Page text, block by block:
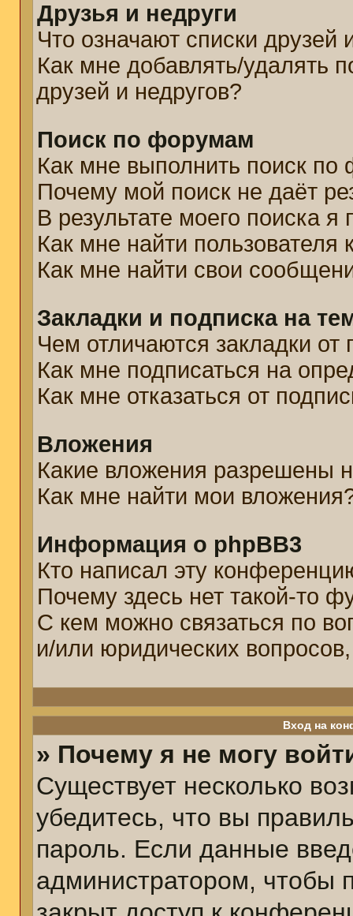
Друзья и недруги
Что означают списки друзей
Как мне добавлять/удалять
друзей и недругов?
Поиск по форумам
Как мне выполнить поиск
Почему мой поиск не даёт
В результате моего поиска
Как мне найти пользователя
Как мне найти свои
Закладки и подписка на
Чем отличаются закладки от
Как мне подписаться на
Как мне отказаться от
Вложения
Какие вложения разрешены
Как мне найти мои
Информация о phpBB3
Кто написал эту
Почему здесь нет такой-то
С кем можно связаться по
и/или юридических
Вход на
» Почему я не могу
Существует несколько
убедитесь, что вы
пароль. Если данные
администратором, чтобы